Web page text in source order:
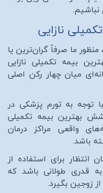
نباشیم.
نازایی
ما صرفاً گران‌ترین یا
بیمه تکمیلی نازایی
میان چهار رکن اصلی
با توجه به تورم پزشکی در
پوشش بهترین بیمه تکمیلی
واقعی مراکز درمان
باشد.
انتظار برای استفاده از
قدری طولانی باشد که
زوجین بگیرد.